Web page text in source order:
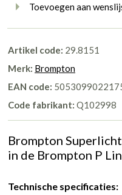
Toevoegen aan
Artikel code: 29.8151
Merk: Brompton
EAN code:
Code fabrikant: Q102998
Brompton
in de Brompton P
Technische specificaties: